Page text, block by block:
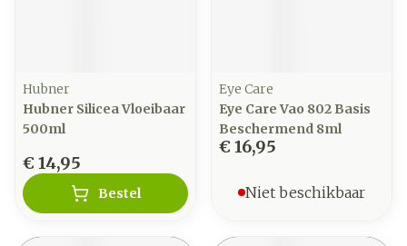
Hubner
Hubner Silicea Vloeibaar
500ml
€ 14,95
Bestel
Eye Care
Eye Care Vao 802 Basis
Beschermend 8ml
€ 16,95
Niet beschikbaar